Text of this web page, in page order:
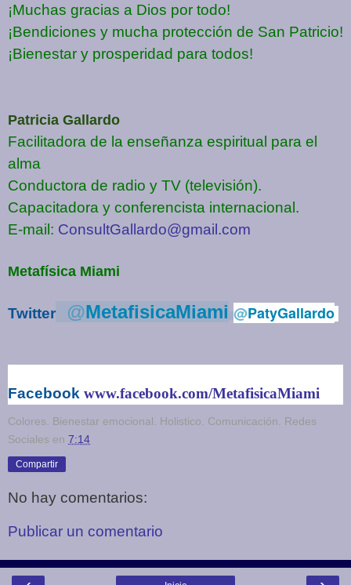
¡Muchas gracias a Dios por todo!
¡Bendiciones y mucha protección de San Patricio!
¡Bienestar y prosperidad para todos!
Patricia Gallardo
Facilitadora de la enseñanza espiritual para el
alma
Conductora de radio y TV (televisión).
Capacitadora y conferencista internacional.
E-mail: ConsultGallardo@gmail.com
Metafísica Miami
Twitter @MetafisicaMiami @PatyGallardo
Facebook www.facebook.com/MetafisicaMiami
Colores. Bienestar emocional. Holistico. Comunicación. Redes
Sociales en 7:14
Compartir
No hay comentarios:
Publicar un comentario